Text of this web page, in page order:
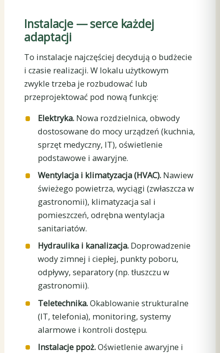
Instalacje — serce każdej
adaptacji
To instalacje najczęściej decydują o budżecie
i czasie realizacji. W lokalu użytkowym
zwykle trzeba je rozbudować lub
przeprojektować pod nową funkcję:
Elektryka.Nowa rozdzielnica, obwody
dostosowane do mocy urządzeń (kuchnia,
sprzęt medyczny, IT), oświetlenie
podstawowe i awaryjne.
Wentylacja i klimatyzacja (HVAC).Nawiew
świeżego powietrza, wyciągi (zwłaszcza w
gastronomii), klimatyzacja sal i
pomieszczeń, odrębna wentylacja
sanitariatów.
Hydraulika i kanalizacja.Doprowadzenie
wody zimnej i ciepłej, punkty poboru,
odpływy, separatory (np. tłuszczu w
gastronomii).
Teletechnika.Okablowanie strukturalne
(IT, telefonia), monitoring, systemy
alarmowe i kontroli dostępu.
Instalacje ppoż.Oświetlenie awaryjne i